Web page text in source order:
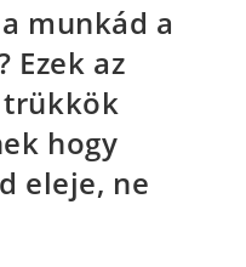
munkád a
Ezek az
trükkök
hogy
eleje, ne